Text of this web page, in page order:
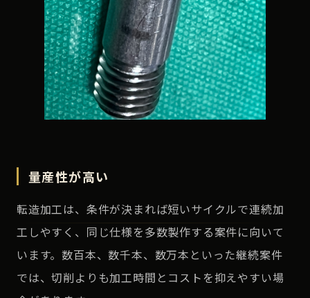
量産性が高い
転造加工は、条件が決まれば短いサイクルで連続加
工しやすく、同じ仕様を多数製作する案件に向いて
います。数百本、数千本、数万本といった継続案件
では、切削よりも加工時間とコストを抑えやすい場